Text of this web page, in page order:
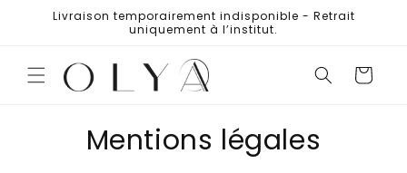
passerLivraison temporairement indisponible - Retrait
uniquement à l’institut.
Panier
Mentions légales